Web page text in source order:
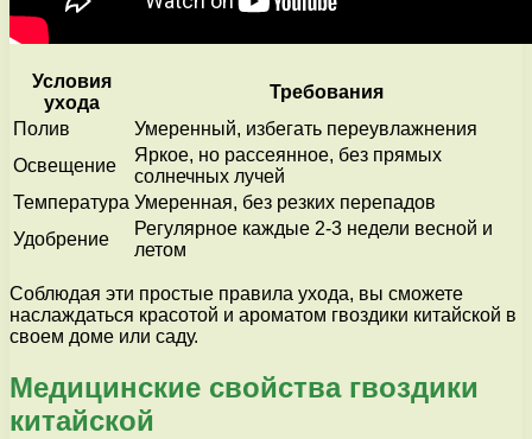
Условия
ухода
Требования
Полив
Умеренный, избегать переувлажнения
Освещение
Яркое, но рассеянное, без прямых
солнечных лучей
Температура Умеренная, без резких перепадов
Удобрение
Регулярное каждые 2-3 недели весной и
летом
Соблюдая эти простые правила ухода, вы сможете
наслаждаться красотой и ароматом гвоздики китайской в
своем доме или саду.
Медицинские свойства гвоздики
китайской